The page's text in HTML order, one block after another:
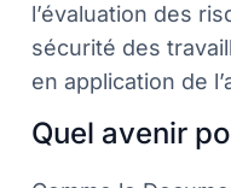
l’évaluation des
sécurité des
en application de
Quel avenir